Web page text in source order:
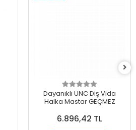
Dayanıklı UNC Diş Vida
Halka Mastar GEÇMEZ
6.896,42 TL